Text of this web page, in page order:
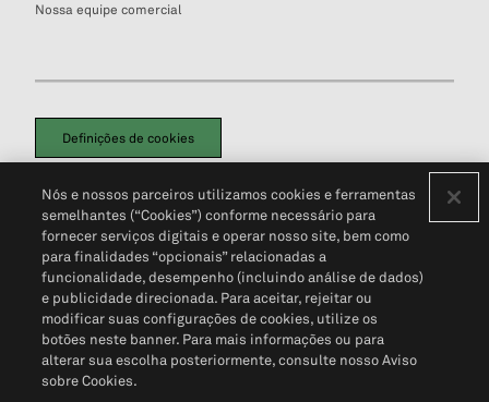
Nossa equipe comercial
Definições de cookies
Política de PrivacidadePortal de privacidade do cliente (em inglês)
Não Venda Minhas Informações Pessoais© 2026 S&P Global
Nós e nossos parceiros utilizamos cookies e ferramentas
semelhantes (“Cookies”) conforme necessário para
fornecer serviços digitais e operar nosso site, bem como
para finalidades “opcionais” relacionadas a
funcionalidade, desempenho (incluindo análise de dados)
e publicidade direcionada. Para aceitar, rejeitar ou
modificar suas configurações de cookies, utilize os
botões neste banner. Para mais informações ou para
alterar sua escolha posteriormente, consulte nosso Aviso
sobre Cookies.